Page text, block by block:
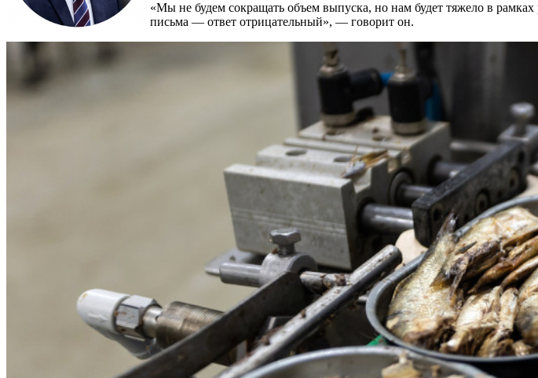
«Мы не будем сокращать объем выпуска, но нам будет тяжело в
письма — ответ отрицательный», — говорит он.